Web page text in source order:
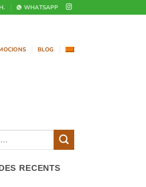
WHATSAPP
BLOG
RECENTS